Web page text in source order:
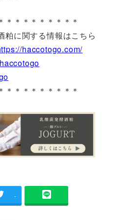
＊＊＊＊＊＊＊＊＊
粕に関する情報はこちら
haccotogo.com/
＊＊＊＊＊＊＊＊＊
-